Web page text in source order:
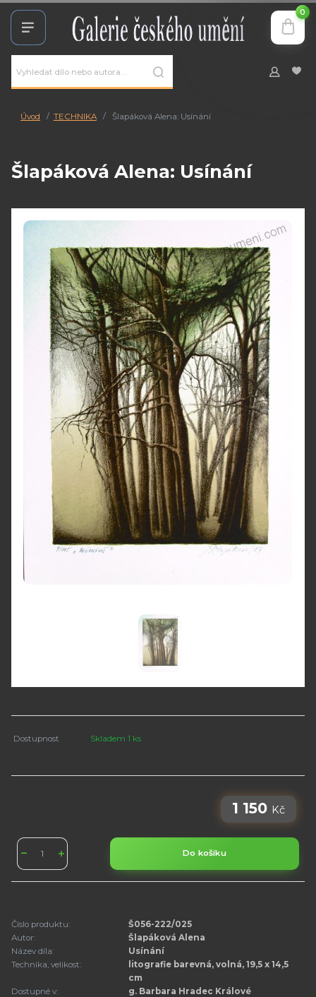
0
Úvod TECHNIKA Šlapáková Alena: Usínání
Šlapáková Alena: Usínání
Dostupnost Skladem 1 ks
1 150 Kč
Do košíku
Číslo produktu:
Š056-222/025
Autor:
Šlapáková Alena
Název díla:
Usínání
Technika, velikost:
litografie barevná, volná, 19,5 x 14,5
cm
Dostupné v:
g. Barbara Hradec Králové